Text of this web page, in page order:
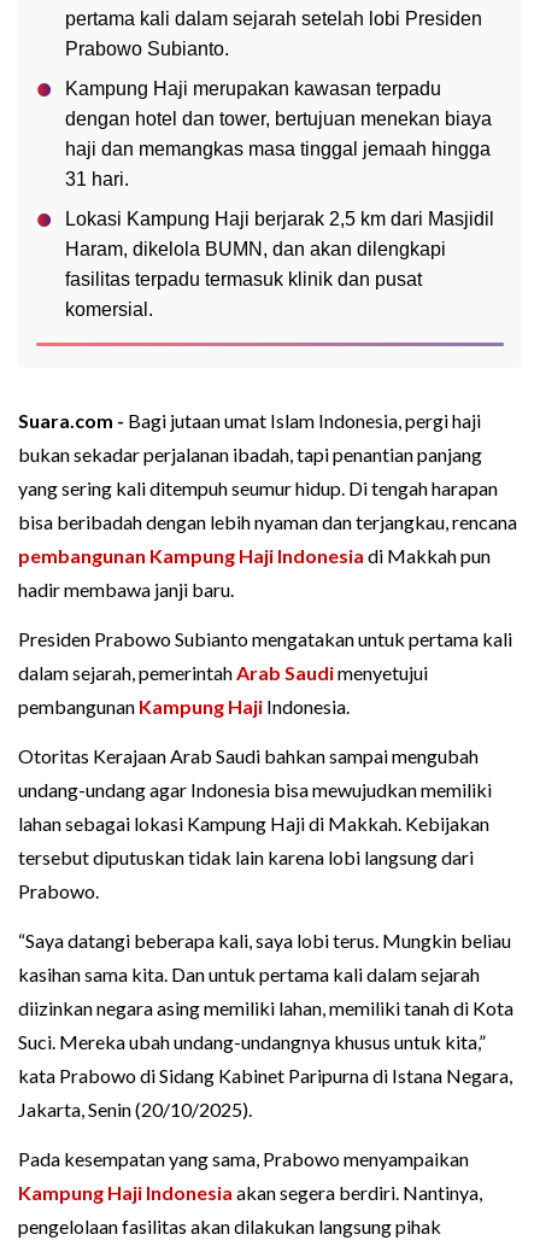
pertama kali dalam sejarah setelah lobi Presiden
Prabowo Subianto.
Kampung Haji merupakan kawasan terpadu
dengan hotel dan tower, bertujuan menekan biaya
haji dan memangkas masa tinggal jemaah hingga
31 hari.
Lokasi Kampung Haji berjarak 2,5 km dari Masjidil
Haram, dikelola BUMN, dan akan dilengkapi
fasilitas terpadu termasuk klinik dan pusat
komersial.
Suara.com - Bagi jutaan umat Islam Indonesia, pergi haji
bukan sekadar perjalanan ibadah, tapi penantian panjang
yang sering kali ditempuh seumur hidup. Di tengah harapan
bisa beribadah dengan lebih nyaman dan terjangkau, rencana
pembangunan Kampung Haji Indonesia di Makkah pun
hadir membawa janji baru.
Presiden Prabowo Subianto mengatakan untuk pertama kali
dalam sejarah, pemerintah Arab Saudimenyetujui
pembangunan Kampung Haji Indonesia.
Otoritas Kerajaan Arab Saudi bahkan sampai mengubah
undang-undang agar Indonesia bisa mewujudkan memiliki
lahan sebagai lokasi Kampung Haji di Makkah. Kebijakan
tersebut diputuskan tidak lain karena lobi langsung dari
Prabowo.
“Saya datangi beberapa kali, saya lobi terus. Mungkin beliau
kasihan sama kita. Dan untuk pertama kali dalam sejarah
diizinkan negara asing memiliki lahan, memiliki tanah di Kota
Suci. Mereka ubah undang-undangnya khusus untuk kita,”
kata Prabowo di Sidang Kabinet Paripurna di Istana Negara,
Jakarta, Senin (20/10/2025).
Pada kesempatan yang sama, Prabowo menyampaikan
Kampung Haji Indonesia akan segera berdiri. Nantinya,
pengelolaan fasilitas akan dilakukan langsung pihak